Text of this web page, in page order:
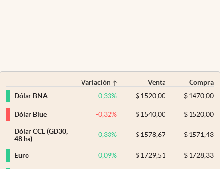
Variación Venta
Compra
Dólar BNA
0,33% $ 1520,00 $1470,00
Dólar Blue -0,32% $ 1540,00 $1520,00
Dólar CCL (GD30,
48 hs)
0,33% $ 1578,67 $1571,43
Euro 0,09% $ 1729,51 $1728,33